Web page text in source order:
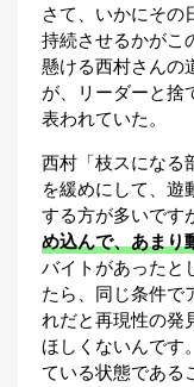
さて、いかにその
持続させるかがこ
懸ける西村さんの
が、リーダーと捨
表われていた。
西村「枝スになる
を緩めにして、遊
する方が多いです
め込んで、あまり
バイトがあったと
たら、同じ条件で
れだと再現性の発
ほしくないんです
ている状態である